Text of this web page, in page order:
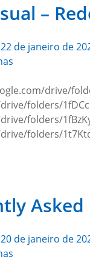
–
22 de janeiro de
drive/
folders/
folders/
folders/
20 de janeiro de